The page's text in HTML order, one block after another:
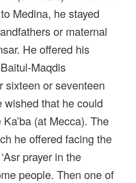
Medina, he stayed
or maternal
He offered his
Maqdis
sixteen or seventeen
wished that he could
(at Mecca). The
he offered facing the
prayer in the
people. Then one of